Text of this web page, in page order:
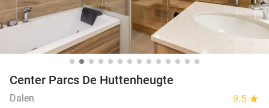
Center Parcs De Huttenheugte
Dalen 9.5 star